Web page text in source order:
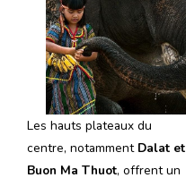
Les hauts plateaux du
centre, notammentDalat et
Buon Ma Thuot, offrent un